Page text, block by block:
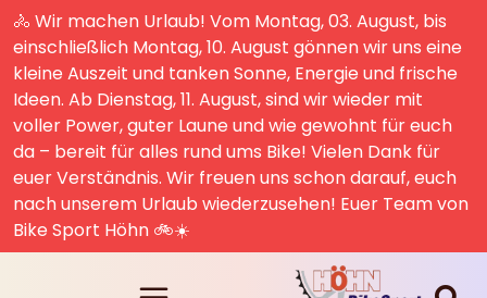
🚴 Wir machen Urlaub! Vom Montag, 03. August, bis
einschließlich Montag, 10. August gönnen wir uns eine
kleine Auszeit und tanken Sonne, Energie und frische
Ideen. Ab Dienstag, 11. August, sind wir wieder mit
voller Power, guter Laune und wie gewohnt für euch
da – bereit für alles rund ums Bike! Vielen Dank für
euer Verständnis. Wir freuen uns schon darauf, euch
nach unserem Urlaub wiederzusehen! Euer Team von
Bike Sport Höhn 🚲☀️